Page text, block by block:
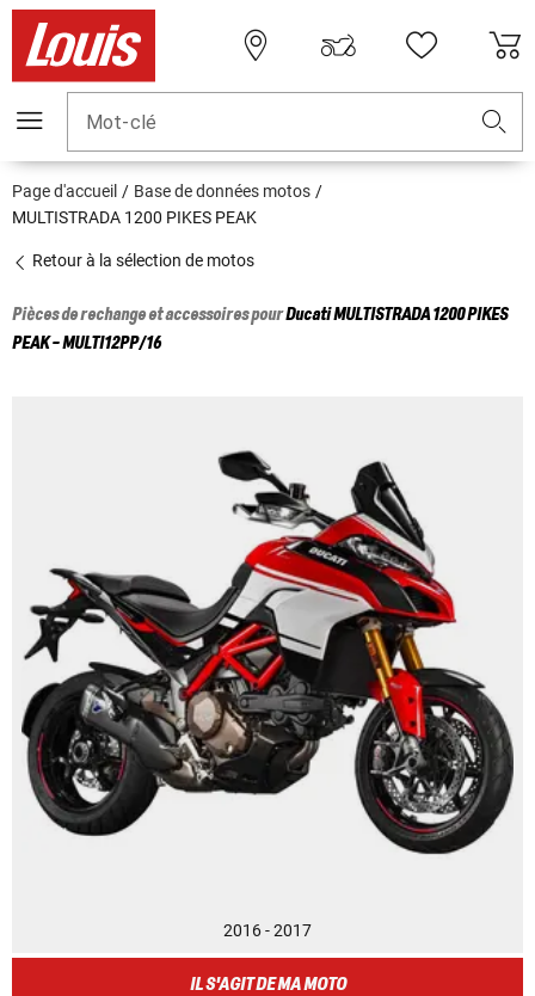
Mot-clé
Page d'accueil
Base de données motos
MULTISTRADA 1200 PIKES PEAK
Retour à la sélection de motos
Pièces de rechange et accessoires pourDucatiMULTISTRADA 1200 PIKES
PEAK - MULTI12PP/16
2016 - 2017
IL S'AGIT DE MA MOTO